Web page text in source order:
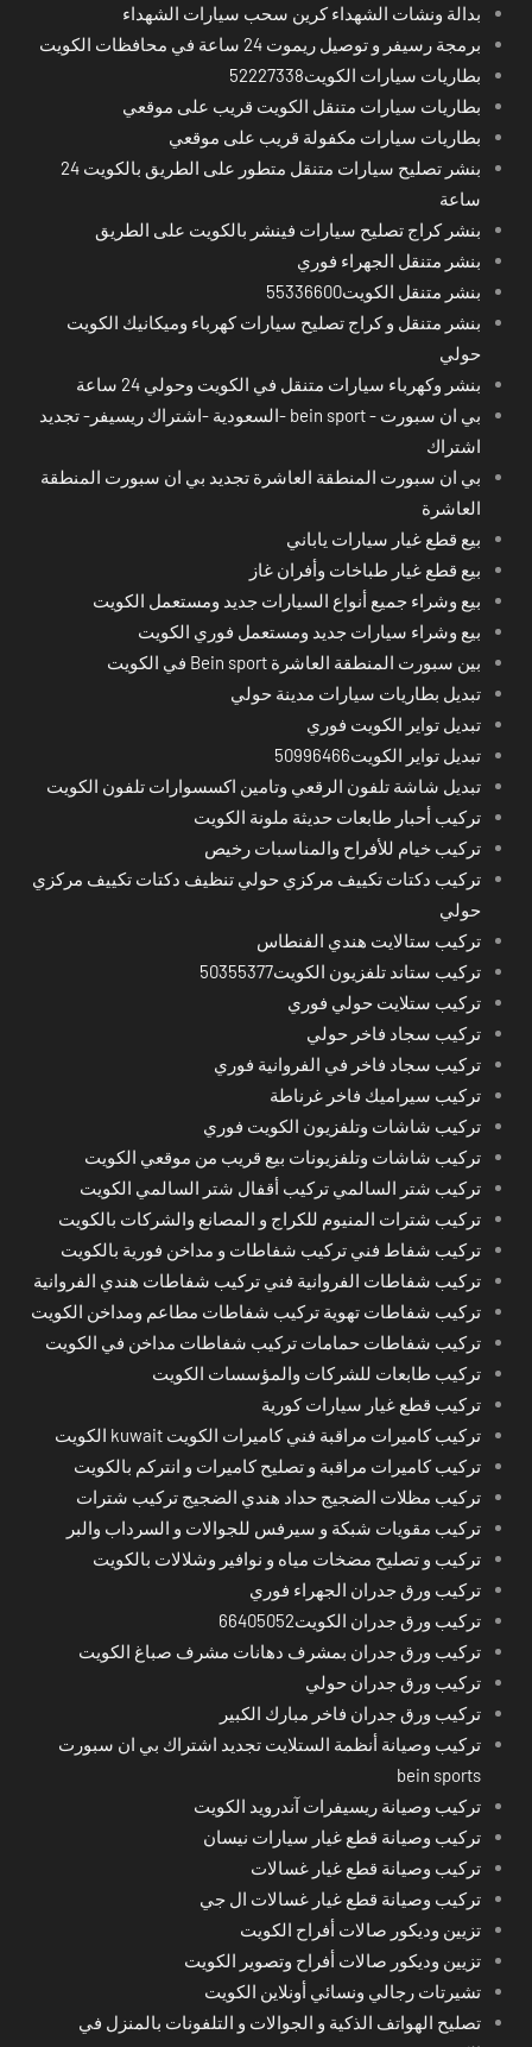
بدالة ونشات الشهداء كرين سحب سيارات الشهداء
برمجة رسيفر و توصيل ريموت 24 ساعة في محافظات الكويت
بطاريات سيارات الكويت52227338
بطاريات سيارات متنقل الكويت قريب على موقعي
بطاريات سيارات مكفولة قريب على موقعي
بنشر تصليح سيارات متنقل متطور على الطريق بالكويت 24
ساعة
بنشر كراج تصليح سيارات فينشر بالكويت على الطريق
بنشر متنقل الجهراء فوري
بنشر متنقل الكويت55336600
بنشر متنقل و كراج تصليح سيارات كهرباء وميكانيك الكويت
حولي
بنشر وكهرباء سيارات متنقل في الكويت وحولي 24 ساعة
بي ان سبورت - bein sport -السعودية -اشتراك ريسيفر- تجديد
اشتراك
بي ان سبورت المنطقة العاشرة تجديد بي ان سبورت المنطقة
العاشرة
بيع قطع غيار سيارات ياباني
بيع قطع غيار طباخات وأفران غاز
بيع وشراء جميع أنواع السيارات جديد ومستعمل الكويت
بيع وشراء سيارات جديد ومستعمل فوري الكويت
بين سبورت المنطقة العاشرة Bein sport في الكويت
تبديل بطاريات سيارات مدينة حولي
تبديل تواير الكويت فوري
تبديل تواير الكويت50996466
تبديل شاشة تلفون الرقعي وتامين اكسسوارات تلفون الكويت
تركيب أحبار طابعات حديثة ملونة الكويت
تركيب خيام للأفراح والمناسبات رخيص
تركيب دكتات تكييف مركزي حولي تنظيف دكتات تكييف مركزي
حولي
تركيب ستالايت هندي الفنطاس
تركيب ستاند تلفزيون الكويت50355377
تركيب ستلايت حولي فوري
تركيب سجاد فاخر حولي
تركيب سجاد فاخر في الفروانية فوري
تركيب سيراميك فاخر غرناطة
تركيب شاشات وتلفزيون الكويت فوري
تركيب شاشات وتلفزيونات بيع قريب من موقعي الكويت
تركيب شتر السالمي تركيب أقفال شتر السالمي الكويت
تركيب شترات المنيوم للكراج و المصانع والشركات بالكويت
تركيب شفاط فني تركيب شفاطات و مداخن فورية بالكويت
تركيب شفاطات الفروانية فني تركيب شفاطات هندي الفروانية
تركيب شفاطات تهوية تركيب شفاطات مطاعم ومداخن الكويت
تركيب شفاطات حمامات تركيب شفاطات مداخن في الكويت
تركيب طابعات للشركات والمؤسسات الكويت
تركيب قطع غيار سيارات كورية
تركيب كاميرات مراقبة فني كاميرات الكويت kuwait الكويت
تركيب كاميرات مراقبة و تصليح كاميرات و انتركم بالكويت
تركيب مظلات الضجيج حداد هندي الضجيج تركيب شترات
تركيب مقويات شبكة و سيرفس للجوالات و السرداب والبر
تركيب و تصليح مضخات مياه و نوافير وشلالات بالكويت
تركيب ورق جدران الجهراء فوري
تركيب ورق جدران الكويت66405052
تركيب ورق جدران بمشرف دهانات مشرف صباغ الكويت
تركيب ورق جدران حولي
تركيب ورق جدران فاخر مبارك الكبير
تركيب وصيانة أنظمة الستلايت تجديد اشتراك بي ان سبورت
bein sports
تركيب وصيانة ريسيفرات آندرويد الكويت
تركيب وصيانة قطع غيار سيارات نيسان
تركيب وصيانة قطع غيار غسالات
تركيب وصيانة قطع غيار غسالات ال جي
تزيين وديكور صالات أفراح الكويت
تزيين وديكور صالات أفراح وتصوير الكويت
تشيرتات رجالي ونسائي أونلاين الكويت
تصليح الهواتف الذكية و الجوالات و التلفونات بالمنزل في